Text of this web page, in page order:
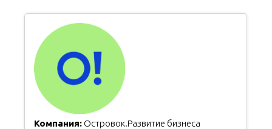
Компания: Островок.Развитие бизнеса